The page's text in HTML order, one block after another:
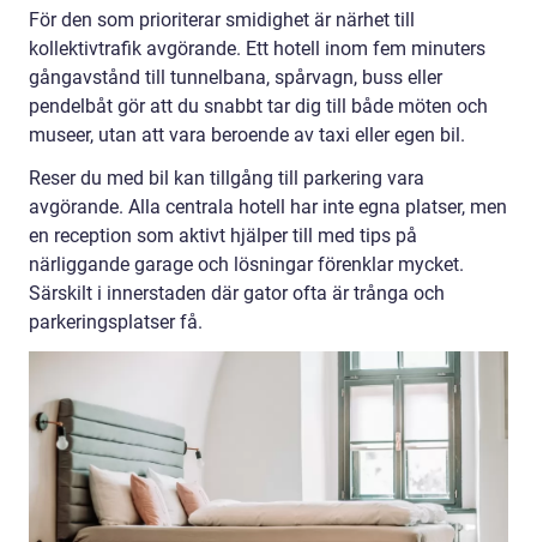
För den som prioriterar smidighet är närhet till
kollektivtrafik avgörande. Ett hotell inom fem minuters
gångavstånd till tunnelbana, spårvagn, buss eller
pendelbåt gör att du snabbt tar dig till både möten och
museer, utan att vara beroende av taxi eller egen bil.
Reser du med bil kan tillgång till parkering vara
avgörande. Alla centrala hotell har inte egna platser, men
en reception som aktivt hjälper till med tips på
närliggande garage och lösningar förenklar mycket.
Särskilt i innerstaden där gator ofta är trånga och
parkeringsplatser få.